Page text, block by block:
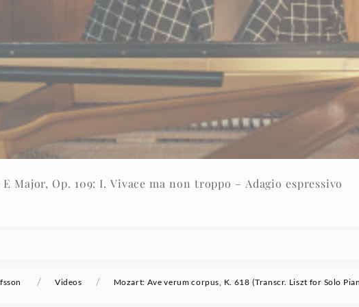
Major, Op. 109: I. Vivace ma non troppo – Adagio espressivo
/ Videos / Mozart: Ave verum corpus, K. 618 (Transcr. Liszt for Solo